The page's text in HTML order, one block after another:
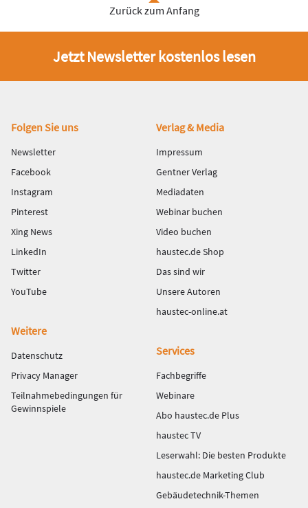
Zurück zum Anfang
Jetzt Newsletter kostenlos lesen
Fußbereich
Folgen Sie uns
Newsletter
Facebook
Instagram
Pinterest
Xing News
LinkedIn
Twitter
YouTube
Verlag & Media
Impressum
Gentner Verlag
Mediadaten
Webinar buchen
Video buchen
haustec.de Shop
Das sind wir
Unsere Autoren
haustec-online.at
Weitere
Datenschutz
Privacy Manager
Teilnahmebedingungen für
Gewinnspiele
Services
Fachbegriffe
Webinare
Abo haustec.de Plus
haustec TV
Leserwahl: Die besten Produkte
haustec.de Marketing Club
Gebäudetechnik-Themen